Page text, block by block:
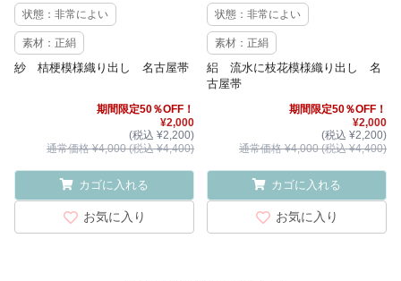
状態：非常によい
素材：正絹
紗 桔梗模様織り出し 名古屋帯
期間限定50％OFF！
¥2,000
(税込 ¥2,200)
通常価格 ¥4,000 (税込 ¥4,400)
カゴに入れる
お気に入り
状態：非常によい
素材：正絹
絽 流水に枝花模様織り出し 名
古屋帯
期間限定50％OFF！
¥2,000
(税込 ¥2,200)
通常価格 ¥4,000 (税込 ¥4,400)
カゴに入れる
お気に入り